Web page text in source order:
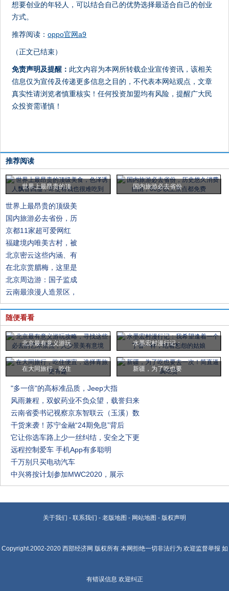
想要创业的年轻人，可以结合自己的优势选择最适合自己的创业
方式。
推荐阅读：oppo官网a9
（正文已结束）
免责声明及提醒： 此文内容为本网所转载企业宣传资讯，该相关
信息仅为宣传及传递更多信息之目的，不代表本网站观点，文章
真实性请浏览者慎重核实！任何投资加盟均有风险，提醒广大民
众投资需谨慎！
推荐阅读
世界上最昂贵的顶 国内旅游必去省份
世界上最昂贵的顶级美
国内旅游必去省份，历
京都11家超可爱网红
福建境内唯美古村，被
北京密云这些内涵、有
在北京赏腊梅，这里是
北京周边游：国子监成
云南最浪漫人造景区，
随便看看
北京最有意义游玩 水墨宏村漫行记：
在大同旅行，吃住 新疆，为了吃也要
"多一倍"的高标准品质，Jeep大指
风雨兼程，双蚁药业不负众望，载誉归来
云南省委书记视察京东智联云（玉溪）数
干货来袭！苏宁金融“24期免息”背后
它让你选车路上少一丝纠结，安全之下更
远程控制爱车 手机App有多聪明
千万别只买电动汽车
中兴将按计划参加MWC2020，展示
关于我们 - 联系我们 - 老版地图 - 网站地图 - 版权声明
Copyright.2002-2020 西部经济网 版权所有 本网拒绝一切非法行为 欢迎监督举报 如
有错误信息 欢迎纠正